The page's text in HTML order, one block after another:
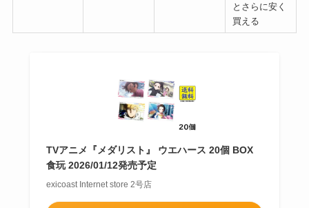
とさらに安く
買える
TVアニメ『メダリスト』 ウエハース 20個 BOX
食玩 2026/01/12発売予定
exicoast Internet store 2号店